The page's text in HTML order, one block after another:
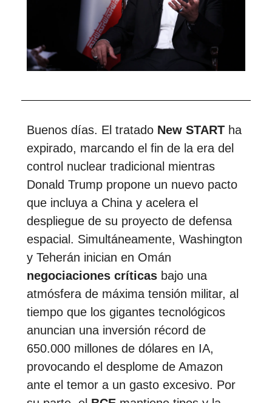
Buenos días. El tratado New START ha
expirado, marcando el fin de la era del
control nuclear tradicional mientras
Donald Trump propone un nuevo pacto
que incluya a China y acelera el
despliegue de su proyecto de defensa
espacial. Simultáneamente, Washington
y Teherán inician en Omán
negociaciones críticas bajo una
atmósfera de máxima tensión militar, al
tiempo que los gigantes tecnológicos
anuncian una inversión récord de
650.000 millones de dólares en IA,
provocando el desplome de Amazon
ante el temor a un gasto excesivo. Por